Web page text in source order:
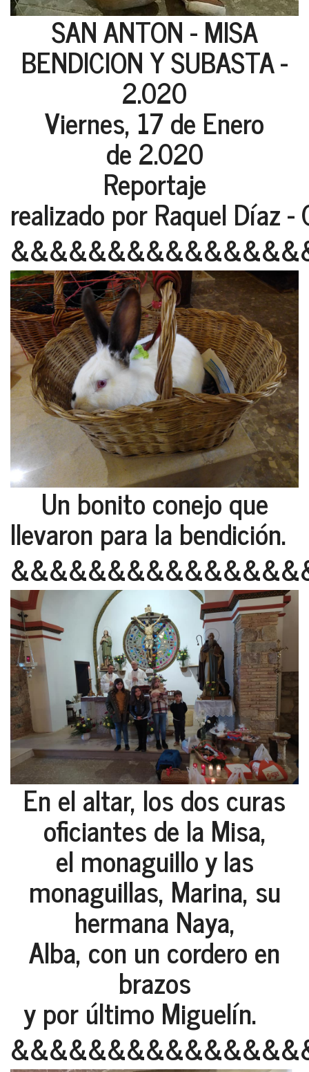
SAN ANTON - MISA
BENDICION Y SUBASTA -
2.020
Viernes, 17 de Enero
de 2.020
Reportaje
realizado por Raquel Díaz -
Un bonito conejo que
llevaron para la bendición.
En el altar, los dos curas
oficiantes de la Misa,
el monaguillo y las
monaguillas, Marina, su
hermana Naya,
Alba, con un cordero en
brazos
y por último Miguelín.